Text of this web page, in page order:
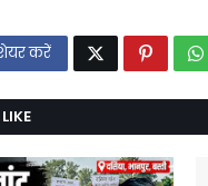
करें